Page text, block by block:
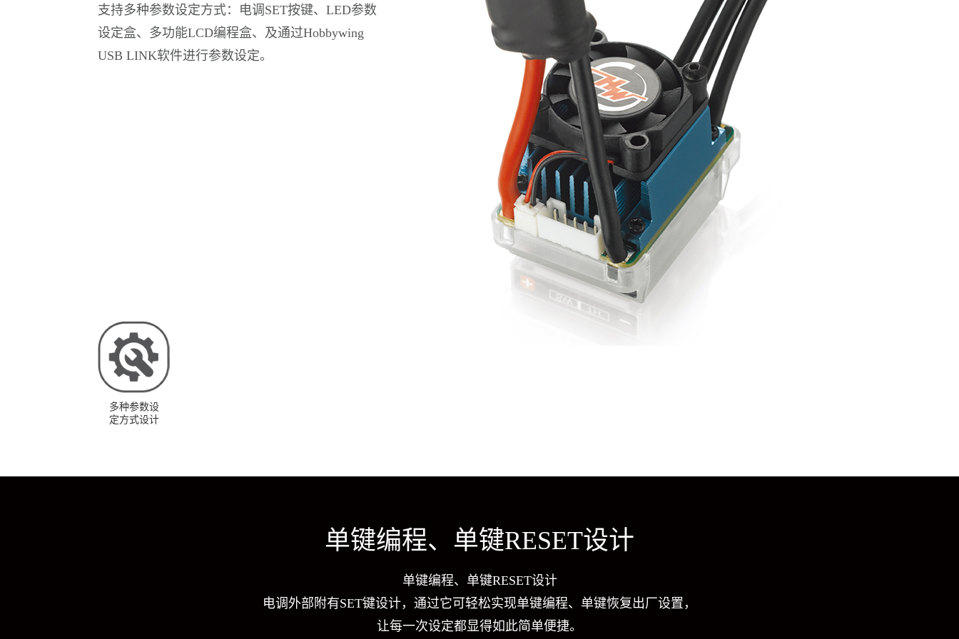
支持多种参数设定方式：电调SET按键、LED参数
设定盒、多功能LCD编程盒、及通过Hobbywing
USB LINK软件进行参数设定。
多种参数设
定方式设计
单键编程、单键RESET设计
单键编程、单键RESET设计
电调外部附有SET键设计，通过它可轻松实现单键编程、单键恢复出厂设置，
让每一次设定都显得如此简单便捷。